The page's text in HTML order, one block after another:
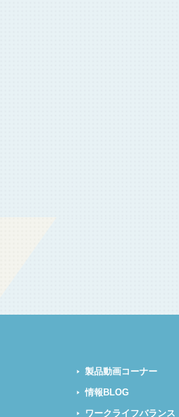
製品動画コーナー
情報BLOG
ワークライフバランス